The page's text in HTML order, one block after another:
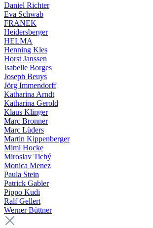
Daniel Richter
Eva Schwab
FRANEK
Heidersberger
HELMA
Henning Kles
Horst Janssen
Isabelle Borges
Joseph Beuys
Jörg Immendorff
Katharina Arndt
Katharina Gerold
Klaus Klinger
Marc Bronner
Marc Lüders
Martin Kippenberger
Mimi Hocke
Miroslav Tichý
Monica Menez
Paula Stein
Patrick Gabler
Pippo Kudi
Ralf Gellert
Werner Büttner